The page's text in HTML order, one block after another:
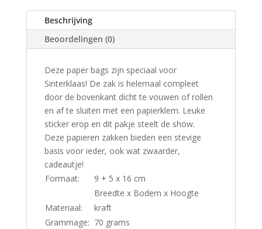
(2st)
aantal
Beschrijving
Beoordelingen (0)
Deze paper bags zijn speciaal voor
Sinterklaas! De zak is helemaal compleet
door de bovenkant dicht te vouwen of rollen
en af te sluiten met een papierklem. Leuke
sticker erop en dit pakje steelt de show.
Deze papieren zakken bieden een stevige
basis voor ieder, ook wat zwaarder,
cadeautje!
Formaat:
9 + 5 x 16 cm
Breedte x Bodem x Hoogte
Materiaal:
kraft
Grammage: 70 grams